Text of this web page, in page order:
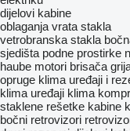
dijelovi kabine
oblaganja vrata stakla
vetrobranska stakla
sjedišta podne prostirke
haube motori brisača
opruge klima uređaji i
klima uređaji klima
staklene rešetke kabine
bočni retrovizori